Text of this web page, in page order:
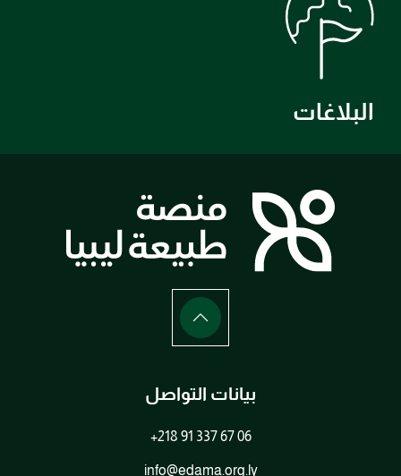
البلاغات
بيانات التواصل
+218 91 337 67 06
info@edama.org.ly